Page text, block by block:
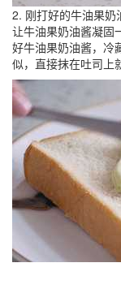
2. 刚打好的牛油果奶
让牛油果奶油酱凝固
好牛油果奶油酱，冷
似，直接抹在吐司上